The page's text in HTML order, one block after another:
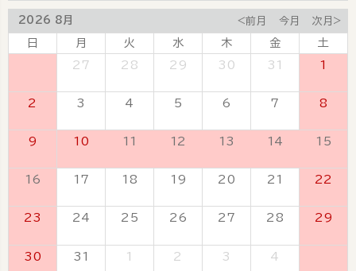
2026 8月 <前月 今月 次月>
日 月 火 水 木 金
土
27 28 29 30 31 1
2 3 4 5 6 7 8
9 10 11 12 13 14 15
16 17 18 19 20 21 22
23 24 25 26 27 28 29
30 31 1 2 3 4